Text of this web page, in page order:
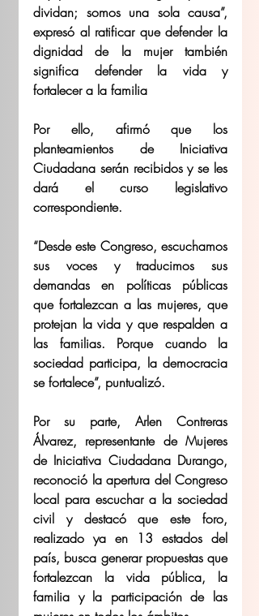
dividan; somos una sola causa”,
expresó al ratificar que defender la
dignidad de la mujer también
significa defender la vida y
fortalecer a la familia
Por ello, afirmó que los
planteamientos de Iniciativa
Ciudadana serán recibidos y se les
dará el curso legislativo
correspondiente.
“Desde este Congreso, escuchamos
sus voces y traducimos sus
demandas en políticas públicas
que fortalezcan a las mujeres, que
protejan la vida y que respalden a
las familias. Porque cuando la
sociedad participa, la democracia
se fortalece”, puntualizó.
Por su parte, Arlen Contreras
Álvarez, representante de Mujeres
de Iniciativa Ciudadana Durango,
reconoció la apertura del Congreso
local para escuchar a la sociedad
civil y destacó que este foro,
realizado ya en 13 estados del
país, busca generar propuestas que
fortalezcan la vida pública, la
familia y la participación de las